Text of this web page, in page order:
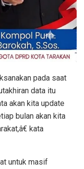
pada saat
data itu
akan kita update
bulan akan kita
kata
untuk masif